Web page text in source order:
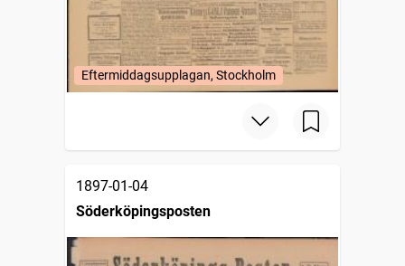
Eftermiddagsupplagan, Stockholm
1897-01-04
Söderköpingsposten